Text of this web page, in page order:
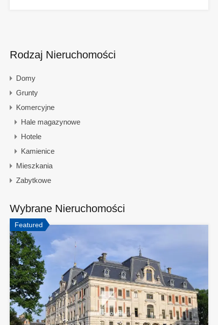
Rodzaj Nieruchomości
Domy
Grunty
Komercyjne
Hale magazynowe
Hotele
Kamienice
Mieszkania
Zabytkowe
Wybrane Nieruchomości
Featured